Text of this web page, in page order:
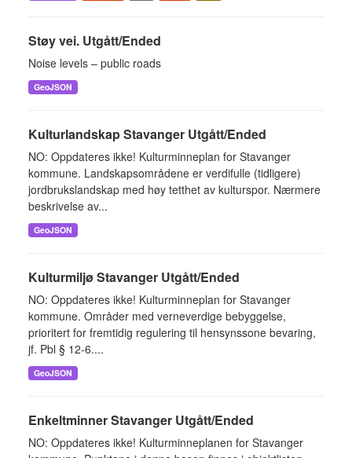
Støy vei. Utgått/Ended
Noise levels – public roads
GeoJSON
Kulturlandskap Stavanger Utgått/Ended
NO: Oppdateres ikke! Kulturminneplan for Stavanger
kommune. Landskapsområdene er verdifulle (tidligere)
jordbrukslandskap med høy tetthet av kulturspor. Nærmere
beskrivelse av...
GeoJSON
Kulturmiljø Stavanger Utgått/Ended
NO: Oppdateres ikke! Kulturminneplan for Stavanger
kommune. Områder med verneverdige bebyggelse,
prioritert for fremtidig regulering til hensynssone bevaring,
jf. Pbl § 12-6....
GeoJSON
Enkeltminner Stavanger Utgått/Ended
NO: Oppdateres ikke! Kulturminneplanen for Stavanger